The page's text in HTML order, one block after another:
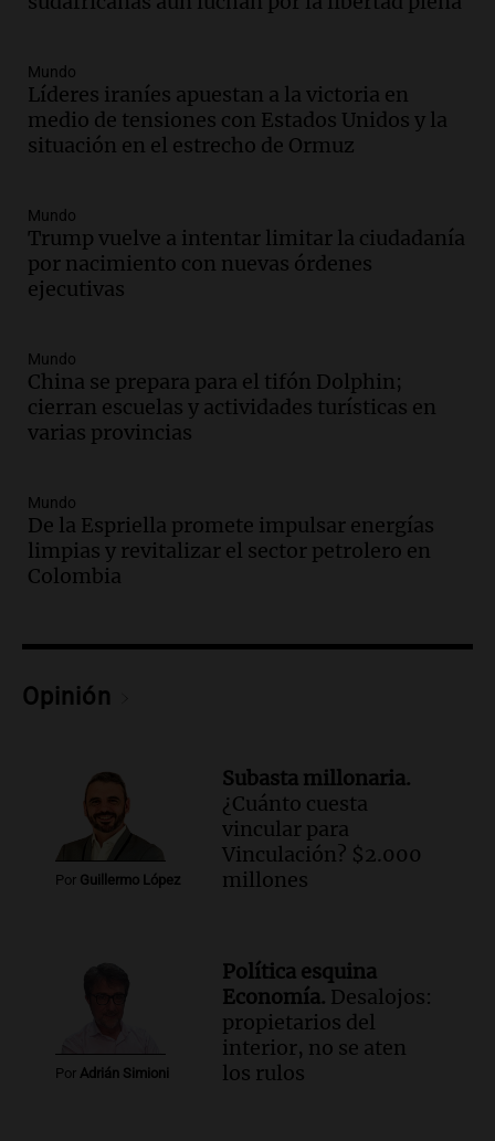
Audio.
Río Gallegos reporta frío extremo
y llega avión para escuelas de la décima
brigada aérea
Panorama Federal
Audio.
como enfermedad laboral tras la muerte
de un docente
Panorama Federal
Luis a partir de agosto por nueva
regulación de la energía
Panorama Federal
Episodios
la población del país fue a templos a
buscar ayuda el último año”
La Argentina, hoy
Episodios
Noticias Rosario
compras de Antonella: bromas en
Rosario.
Ahora país
Episodios
Audio.José Roccuzzo, cortes de carne y
Episodios
Audio. Luciano Cáceres llega a Córdoba a
presentar “Paraíso”, una obra que
cuestiona certezas masculinas
Amamos Argentina
Mundo
Líderes iraníes apuestan a la victoria en
medio de tensiones con Estados Unidos y la
situación en el estrecho de Ormuz
Mundo
Trump vuelve a intentar limitar la ciudadanía
por nacimiento con nuevas órdenes
ejecutivas
Mundo
China se prepara para el tifón Dolphin;
cierran escuelas y actividades turísticas en
varias provincias
Mundo
De la Espriella promete impulsar energías
limpias y revitalizar el sector petrolero en
Colombia
Opinión
Por Guillermo López
Subasta millonaria.
¿Cuánto cuesta
vincular para
Vinculación? $2.000
millones
Por Adrián Simioni
Política esquina
Economía. Desalojos:
propietarios del
interior, no se aten
los rulos